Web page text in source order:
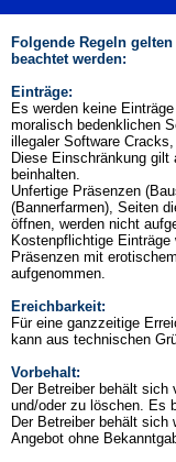
Folgende Regeln
beachtet werden:
Einträge:
Es werden keine
moralisch bedenklichen
illegaler Software
Diese Einschränkung
beinhalten.
Unfertige Präsenzen
(Bannerfarmen), Seiten
öffnen, werden nicht
Kostenpflichtige
Präsenzen mit
aufgenommen.
Ereichbarkeit:
Für eine ganzzeitige
kann aus technischen
Vorbehalt:
Der Betreiber behält sich
und/oder zu löschen. Es
Der Betreiber behält sich
Angebot ohne